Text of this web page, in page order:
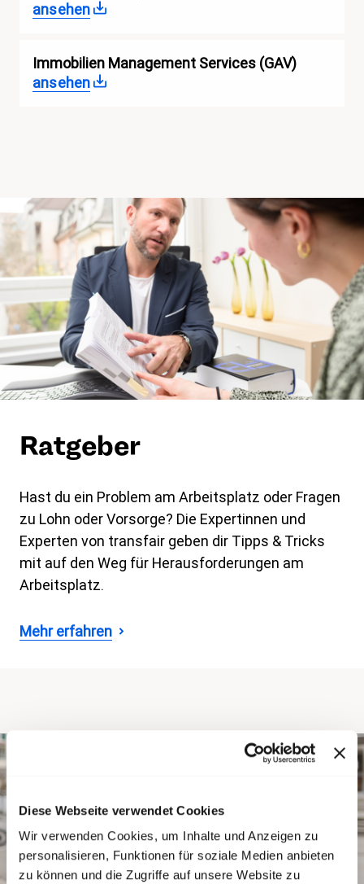
Diese Webseite verwendet Cookies
Wir verwenden Cookies, um Inhalte und Anzeigen zu
personalisieren, Funktionen für soziale Medien anbieten
zu können und die Zugriffe auf unsere Website zu
ansehen
Immobilien Management Services (GAV)
ansehen
Ratgeber
Hast du ein Problem am Arbeitsplatz oder Fragen
zu Lohn oder Vorsorge? Die Expertinnen und
Experten von transfair geben dir Tipps & Tricks
mit auf den Weg für Herausforderungen am
Arbeitsplatz.
Mehr erfahren